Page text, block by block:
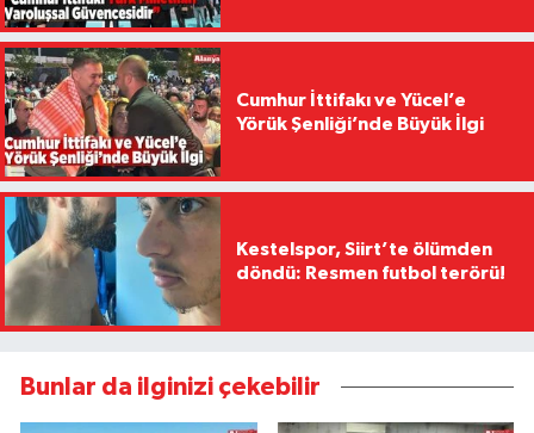
Cumhur İttifakı ve Yücel’e
Yörük Şenliği’nde Büyük İlgi
Kestelspor, Siirt’te ölümden
döndü: Resmen futbol terörü!
Bunlar da ilginizi çekebilir